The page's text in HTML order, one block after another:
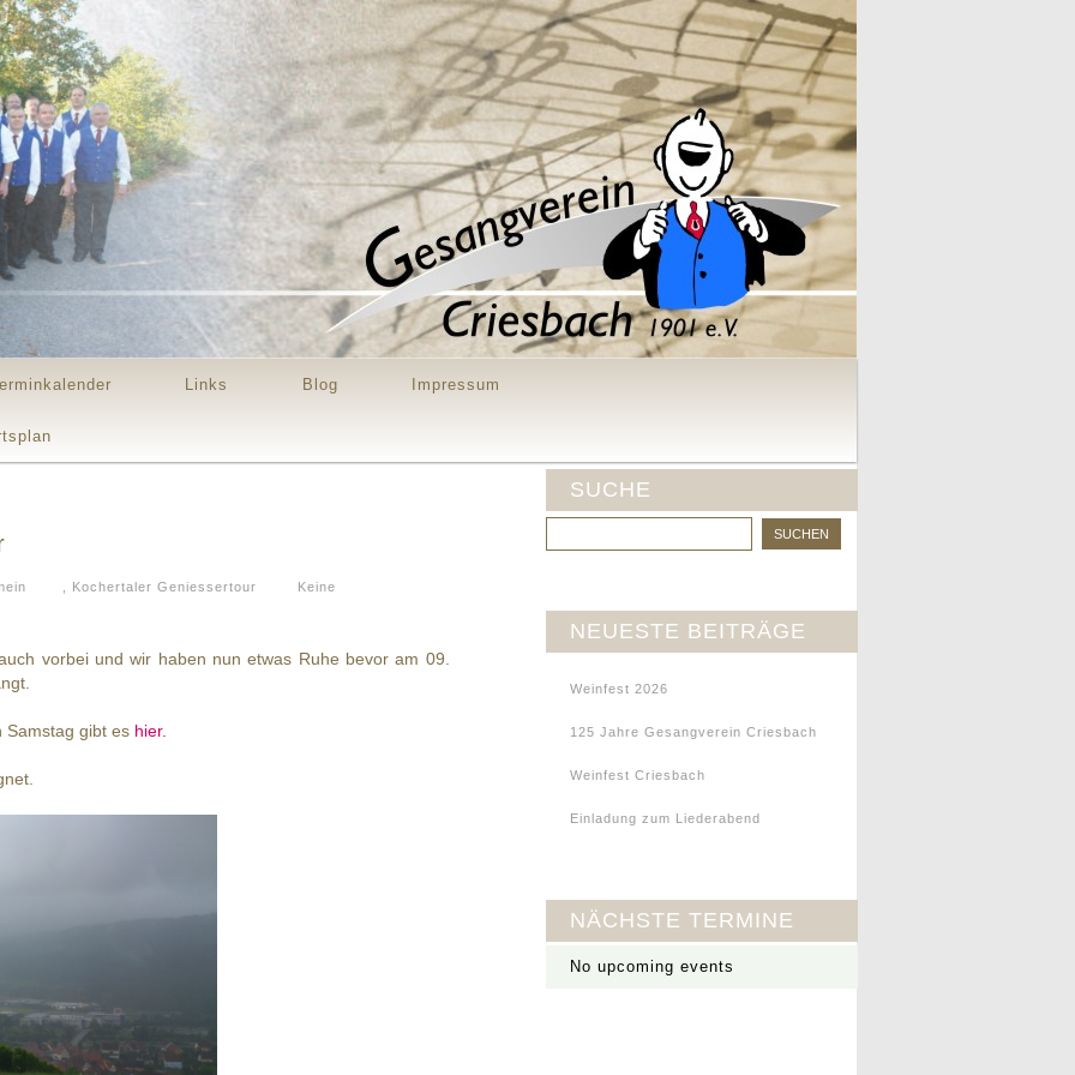
Links Blog Impressum
Kochertaler Geniessertour
Keine
vorbei und wir haben nun etwas Ruhe bevor am 09.
Samstag gibt es hier.
SUCHE
NEUESTE BEITRÄGE
Weinfest 2026
125 Jahre Gesangverein Criesbach
Weinfest Criesbach
Einladung zum Liederabend
NÄCHSTE TERMINE
No upcoming events